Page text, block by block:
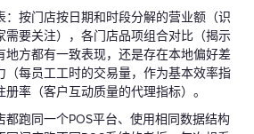
：按门店按日期和时段分解的营业额（识
需要关注），各门店品项组合对比（揭示
地方都有一致表现，还是存在本地偏好差
（每员工工时的交易量，作为基本效率指
率（客户互动质量的代理指标）。
跑同一个POS平台、使用相同数据结构